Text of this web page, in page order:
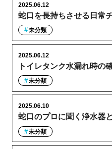
蛇口を長持ちさせる日常
2025.06.12
未分類
トイレタンク水漏れ時の
2025.06.12
未分類
蛇口のプロに聞く浄水器
2025.06.10
未分類